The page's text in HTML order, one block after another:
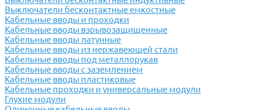
Выключатели бесконтактные емкостные
Кабельные вводы и проходки
Кабельные вводы взрывозащищенные
Кабельные вводы латунные
Кабельные вводы из нержавеющей стали
Кабельные вводы под металлорукав
Кабельные вводы с заземлением
Кабельные вводы пластиковые
Кабельные проходки и универсальные модули
Глухие модули